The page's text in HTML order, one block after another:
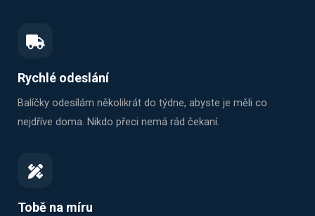
Rychlé odeslání
Balíčky odesílám několikrát do týdne, abyste je měli co
nejdříve doma. Nikdo přeci nemá rád čekaní.
Tobě na míru